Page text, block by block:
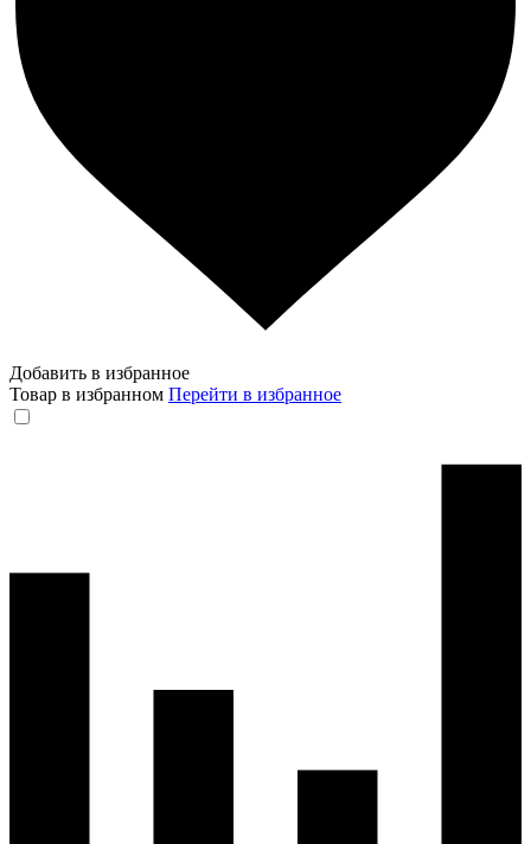
Добавить в избранное
Товар в избранном Перейти в избранное